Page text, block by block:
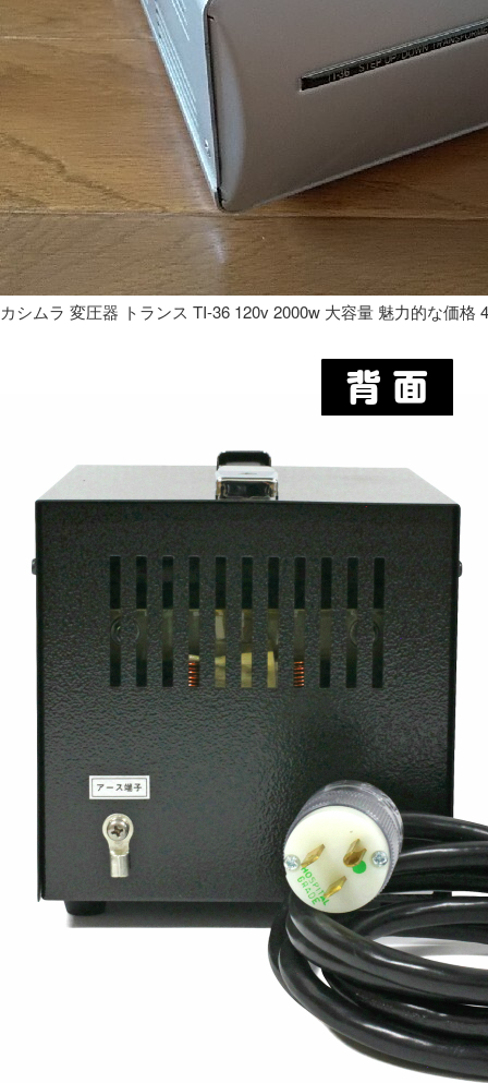
カシムラ 変圧器 トランス TI-36 120v 2000w 大容量 魅力的な価格